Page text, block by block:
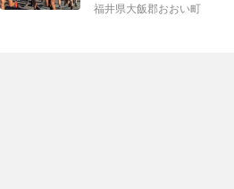
福井県大飯郡おおい町